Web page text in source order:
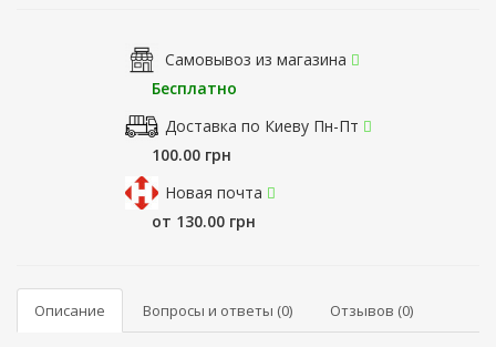
Самовывоз из магазина
Бесплатно
Доставка по Киеву Пн-Пт
100.00 грн
Новая почта
от 130.00 грн
Описание Вопросы и ответы (0) Отзывов (0)